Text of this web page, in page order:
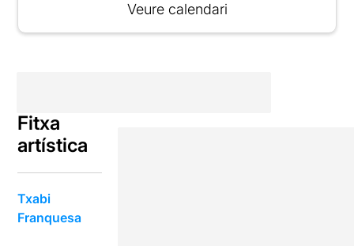
Veure calendari
Fitxa
artística
Txabi
Franquesa